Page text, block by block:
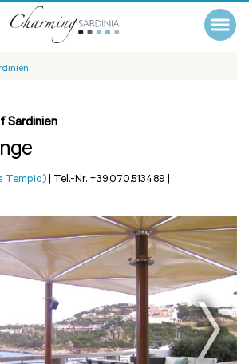
Sardinien
Tempio) | Tel.-Nr. +39.070.513489 |